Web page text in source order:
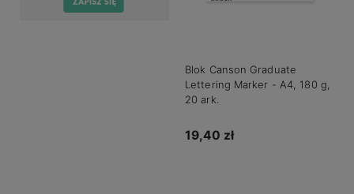
Blok Canson Graduate
Lettering Marker - A4, 180 g,
20 ark.
19,40 zł